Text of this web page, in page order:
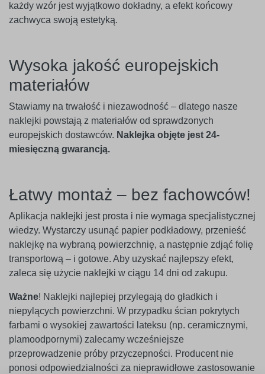
każdy wzór jest wyjątkowo dokładny, a efekt końcowy
zachwyca swoją estetyką.
Wysoka jakość europejskich
materiałów
Stawiamy na trwałość i niezawodność – dlatego nasze
naklejki powstają z materiałów od sprawdzonych
europejskich dostawców. Naklejka objęte jest 24-
miesięczną gwarancją.
Łatwy montaż – bez fachowców!
Aplikacja naklejki jest prosta i nie wymaga specjalistycznej
wiedzy. Wystarczy usunąć papier podkładowy, przenieść
naklejkę na wybraną powierzchnię, a następnie zdjąć folię
transportową – i gotowe. Aby uzyskać najlepszy efekt,
zaleca się użycie naklejki w ciągu 14 dni od zakupu.
Ważne! Naklejki najlepiej przylegają do gładkich i
niepylących powierzchni. W przypadku ścian pokrytych
farbami o wysokiej zawartości lateksu (np. ceramicznymi,
plamoodpornymi) zalecamy wcześniejsze
przeprowadzenie próby przyczepności. Producent nie
ponosi odpowiedzialności za nieprawidłowe zastosowanie